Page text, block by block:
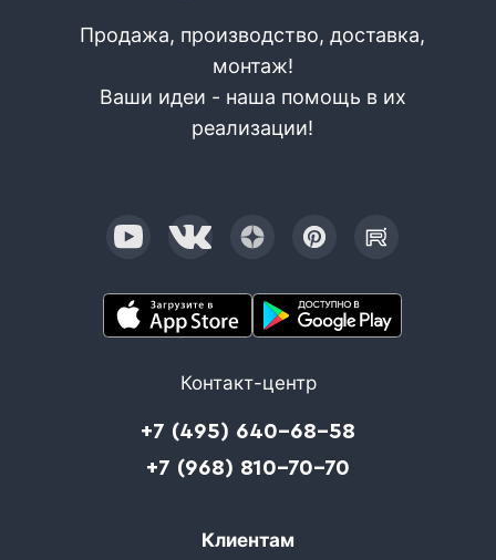
Продажа, производство, доставка,
монтаж!
Ваши идеи - наша помощь в их
реализации!
Контакт-центр
+7 (495) 640-68-58
+7 (968) 810-70-70
Клиентам